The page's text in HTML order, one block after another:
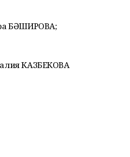
БӘШИРОВА;
КАЗБЕКОВА